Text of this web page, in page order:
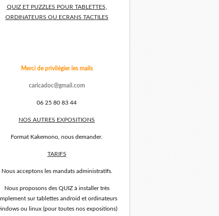
QUIZ ET PUZZLES POUR TABLETTES,
ORDINATEURS OU ECRANS TACTILES
Merci de privilégier les mails
caricadoc@gmail.com
06 25 80 83 44
NOS AUTRES EXPOSITIONS
Format Kakemono, nous demander.
TARIFS
Nous acceptons les mandats administratifs.
Nous proposons des QUIZ à installer très
sur tablettes android et ordinateurs
ou linux (pour toutes nos expositions)